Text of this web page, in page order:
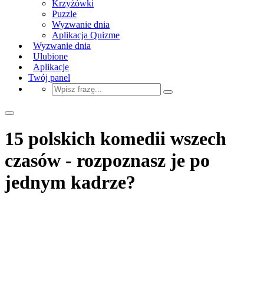
Krzyżówki
Puzzle
Wyzwanie dnia
Aplikacja Quizme
Wyzwanie dnia
Ulubione
Aplikacje
Twój panel
15 polskich komedii wszech
czasów - rozpoznasz je po
jednym kadrze?